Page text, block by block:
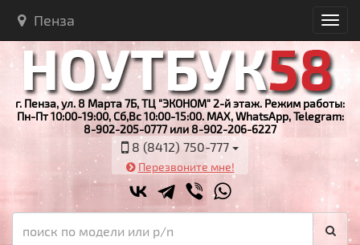
Пенза
г. Пенза, ул. 8 Марта 7Б, ТЦ "ЭКОНОМ" 2-й этаж. Режим работы:
Пн-Пт 10:00-19:00, Сб,Вс 10:00-15:00. MAX, WhatsApp, Telegram:
8-902-205-0777 или 8-902-206-6227
8 (8412) 750-777
Перезвоните мне!